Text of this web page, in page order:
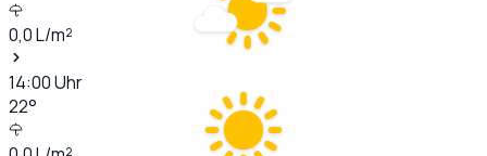
0,0L/m²
14:00Uhr
22°